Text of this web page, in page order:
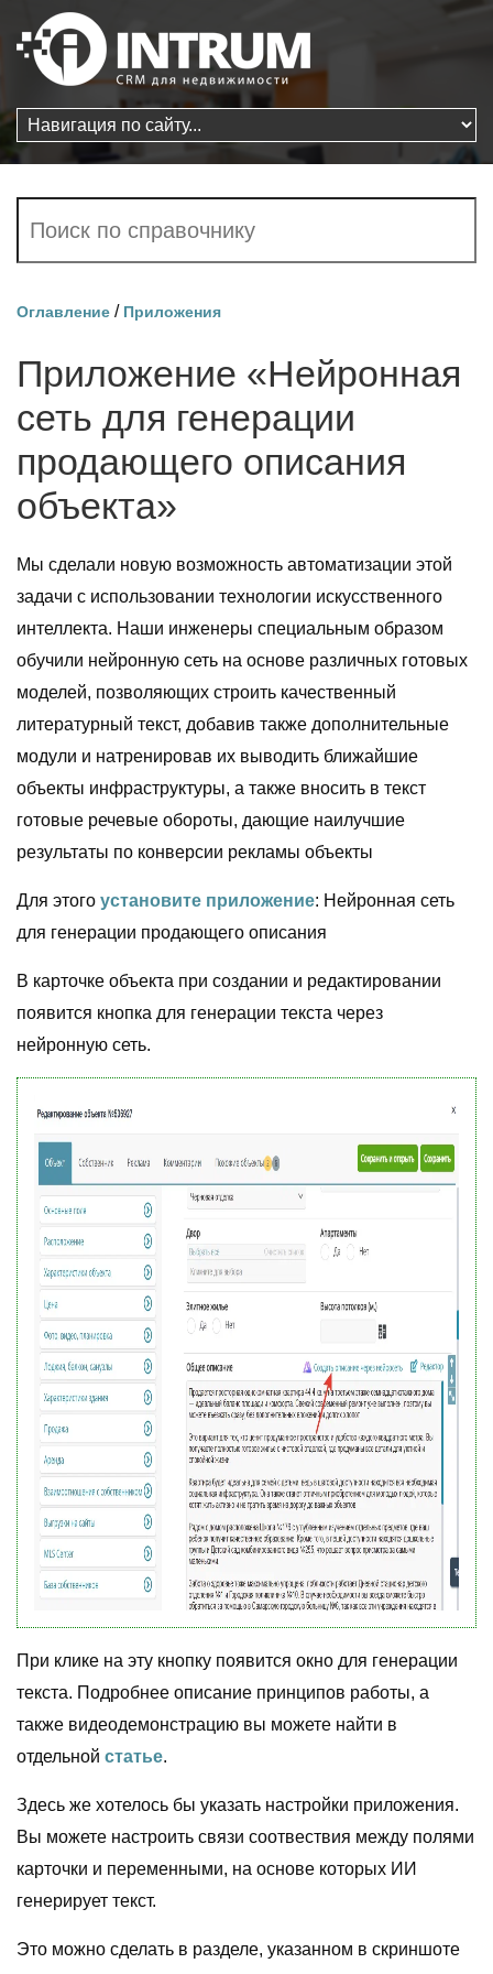
Оглавление / Приложения
Приложение «Нейронная
сеть для генерации
продающего описания
объекта»
Мы сделали новую возможность автоматизации этой
задачи с использовании технологии искусственного
интеллекта. Наши инженеры специальным образом
обучили нейронную сеть на основе различных готовых
моделей, позволяющих строить качественный
литературный текст, добавив также дополнительные
модули и натренировав их выводить ближайшие
объекты инфраструктуры, а также вносить в текст
готовые речевые обороты, дающие наилучшие
результаты по конверсии рекламы объекты
Для этого установите приложение: Нейронная сеть
для генерации продающего описания
В карточке объекта при создании и редактировании
появится кнопка для генерации текста через
нейронную сеть.
При клике на эту кнопку появится окно для генерации
текста. Подробнее описание принципов работы, а
также видеодемонстрацию вы можете найти в
отдельной статье.
Здесь же хотелось бы указать настройки приложения.
Вы можете настроить связи соотвествия между полями
карточки и переменными, на основе которых ИИ
генерирует текст.
Это можно сделать в разделе, указанном в скриншоте